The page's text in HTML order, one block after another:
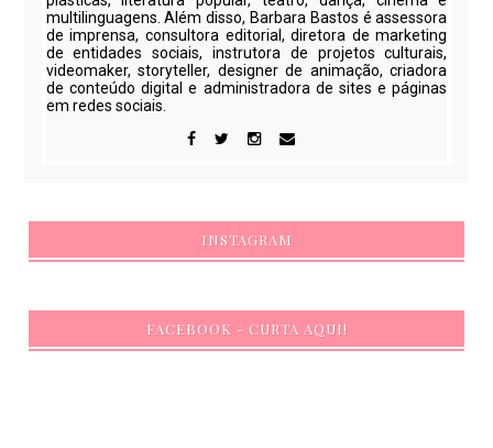
multilinguagens. Além disso, Barbara Bastos é assessora
de imprensa, consultora editorial, diretora de marketing
de entidades sociais, instrutora de projetos culturais,
videomaker, storyteller, designer de animação, criadora
de conteúdo digital e administradora de sites e páginas
em redes sociais.
INSTAGRAM
FACEBOOK - CURTA AQUI!